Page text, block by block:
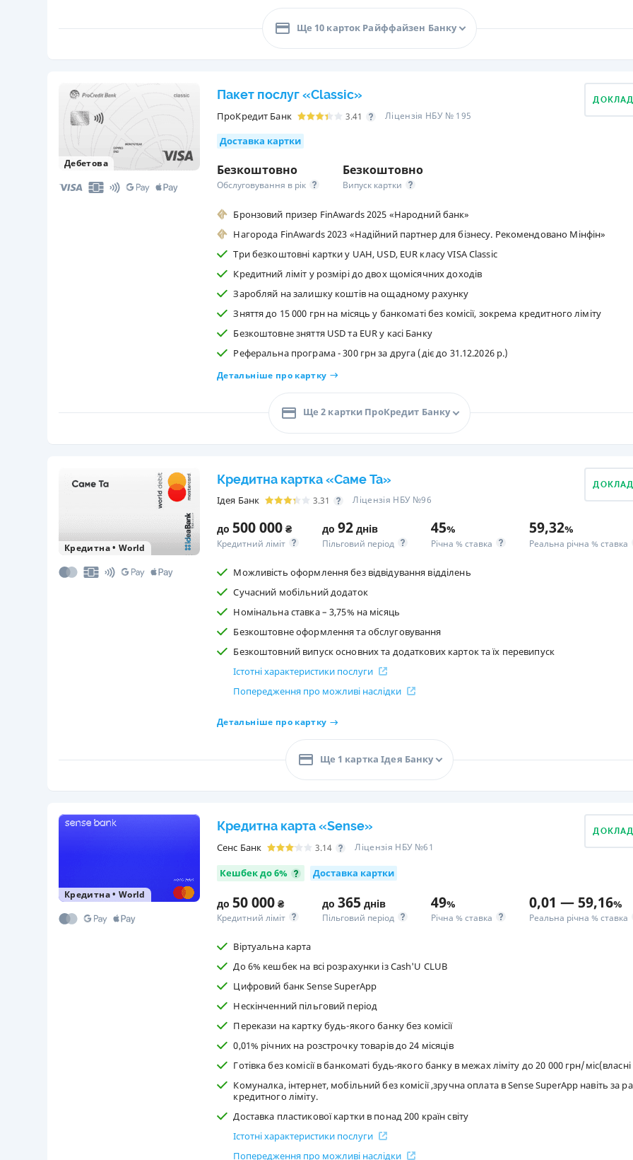
Ще 10 карток Райффайзен Банку
Пакет послуг «Classic»
ПроКредит Банк 3.41 Ліцензія НБУ № 195
Дебетова
Доставка картки
Безкоштовно
Обслуговування в рік
Безкоштовно
Випуск картки
Бронзовий призер FinAwards 2025 «Народний банк»
Нагорода FinAwards 2023 «Надійний партнер для бізнесу. Рекомендовано Мінфін»
Три безкоштовні картки у UAH, USD, EUR класу VISA Classic
Кредитний ліміт у розмірі до двох щомісячних доходів
Заробляй на залишку коштів на ощадному рахунку
Зняття до 15 000 грн на місяць у банкоматі без комісії, зокрема кредитного ліміту
Безкоштовне зняття USD та EUR у касі Банку
Реферальна програма - 300 грн за друга (діє до 31.12.2026 р.)
Детальніше про картку
Ще 2 картки ПроКредит Банку
Кредитна картка «Саме Та»
Ідея Банк 3.31 Ліцензія НБУ №96
Кредитна• World
до 500 000 ₴
Кредитний ліміт
до 92 днів
Пільговий період
45%
Річна % ставка
59,32%
Реальна річна % ставка
Можливість оформлення без відвідування відділень
Сучасний мобільний додаток
Номінальна ставка – 3,75% на місяць
Безкоштовне оформлення та обслуговування
Безкоштовний випуск основних та додаткових карток та їх перевипуск
Істотні характеристики послуги
Попередження про можливі наслідки
Детальніше про картку
Ще 1 картка Ідея Банку
Кредитна карта «Sense»
Сенс Банк 3.14 Ліцензія НБУ №61
Кредитна• World
Кешбек до 6% Доставка картки
до 50 000 ₴
Кредитний ліміт
до 365 днів
Пільговий період
49%
Річна % ставка
0,01 — 59,16%
Реальна річна % ставка
Віртуальна карта
До 6% кешбек на всі розрахунки із Cash'U CLUB
Цифровий банк Sense SuperApp
Нескінченний пільговий період
Перекази на картку будь-якого банку без комісії
0,01% річних на розстрочку товарів до 24 місяців
Готівка без комісії в банкоматі будь-якого банку в межах ліміту до 20 000 грн/
Комуналка, інтернет, мобільний без комісії ,зручна оплата в Sense SuperApp навіть за
кредитного ліміту.
Доставка пластикової картки в понад 200 країн світу
Істотні характеристики послуги
Попередження про можливі наслідки